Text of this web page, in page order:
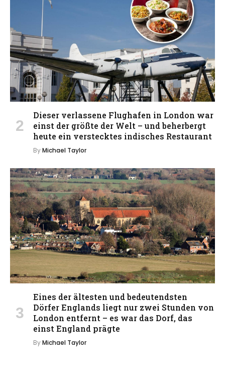
Dieser verlassene Flughafen in London war
einst der größte der Welt – und beherbergt
heute ein verstecktes indisches Restaurant
ByMichael Taylor
Eines der ältesten und bedeutendsten
Dörfer Englands liegt nur zwei Stunden von
London entfernt – es war das Dorf, das
einst England prägte
ByMichael Taylor